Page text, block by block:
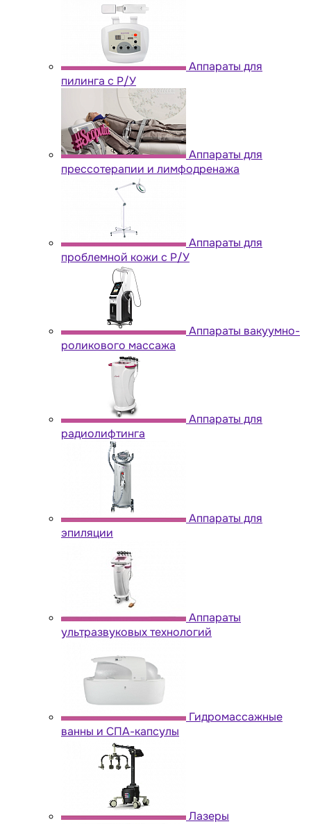
Аппараты для
пилинга с Р/У
Аппараты для
прессотерапии и лимфодренажа
Аппараты для
проблемной кожи с Р/У
Аппараты вакуумно-
роликового массажа
Аппараты для
радиолифтинга
Аппараты для
эпиляции
Аппараты
ультразвуковых технологий
Гидромассажные
ванны и СПА-капсулы
Лазеры